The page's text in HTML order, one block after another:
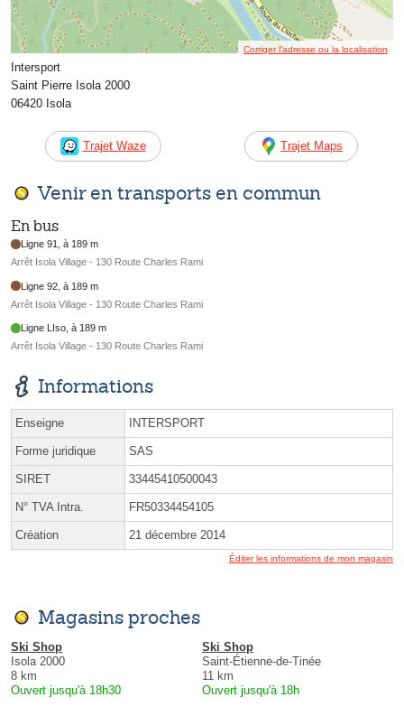
Corriger l’adresse ou la localisation
Intersport
Saint Pierre Isola 2000
06420 Isola
Trajet Waze Trajet Maps
Venir en transports en commun
En bus
Ligne 91, à 189 m
Arrêt Isola Village - 130 Route Charles Rami
Ligne 92, à 189 m
Arrêt Isola Village - 130 Route Charles Rami
Ligne LIso, à 189 m
Arrêt Isola Village - 130 Route Charles Rami
Informations
Enseigne INTERSPORT
Forme juridique SAS
SIRET 33445410500043
N° TVA Intra. FR50334454105
Création 21 décembre 2014
Éditer les informations de mon magasin
Magasins proches
Ski Shop
Isola 2000
8 km
Ouvert jusqu'à 18h30
Ski Shop
Saint-Étienne-de-Tinée
11 km
Ouvert jusqu'à 18h